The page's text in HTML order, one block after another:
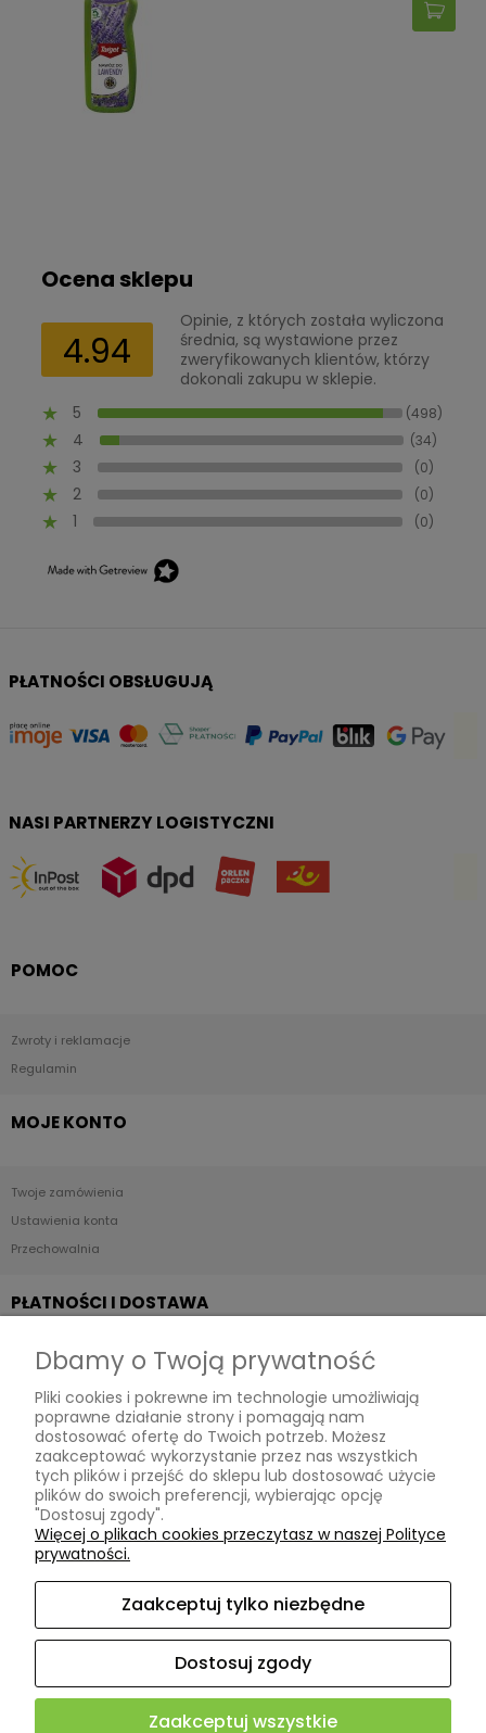
Ocena sklepu
4.94
Opinie, z których została wyliczona
średnia, są wystawione przez
zweryfikowanych klientów, którzy
dokonali zakupu w sklepie.
5
(498)
4 (34)
3 (0)
2 (0)
1 (0)
POMOC
Zwroty i reklamacje
Regulamin
MOJE KONTO
Twoje zamówienia
Ustawienia konta
Przechowalnia
PŁATNOŚCI I DOSTAWA
Formy płatności
Czas i koszty dostawy
INFORMACJE
Polityka prywatności
Ustawienia plików cookies
PŁATNOŚCI OBSŁUGUJĄ
NASI PARTNERZY LOGISTYCZNI
Dbamy o Twoją prywatność
Pliki cookies i pokrewne im technologie umożliwiają
poprawne działanie strony i pomagają nam
dostosować ofertę do Twoich potrzeb. Możesz
zaakceptować wykorzystanie przez nas wszystkich
tych plików i przejść do sklepu lub dostosować użycie
plików do swoich preferencji, wybierając opcję
"Dostosuj zgody".
Więcej o plikach cookies przeczytasz w naszej Polityce
prywatności.
Zaakceptuj tylko niezbędne
Dostosuj zgody
Zaakceptuj wszystkie